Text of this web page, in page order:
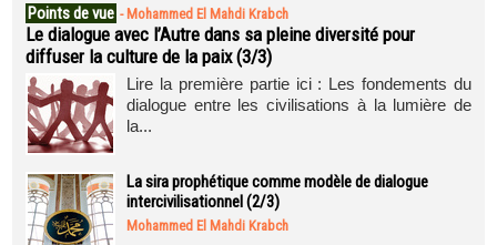
Points de vue - Mohammed El Mahdi Krabch
Le dialogue avec l’Autre dans sa pleine diversité pour
diffuser la culture de la paix (3/3)
Lire la première partie ici : Les fondements du
dialogue entre les civilisations à la lumière de
la...
La sira prophétique comme modèle de dialogue
intercivilisationnel (2/3)
Mohammed El Mahdi Krabch